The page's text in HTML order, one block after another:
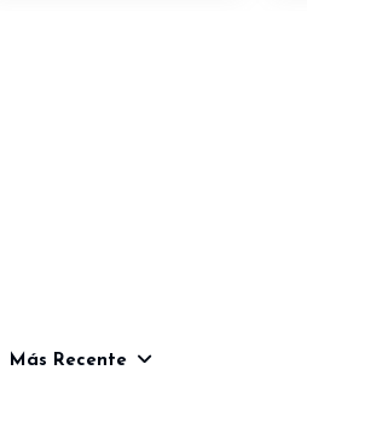
Más Recente